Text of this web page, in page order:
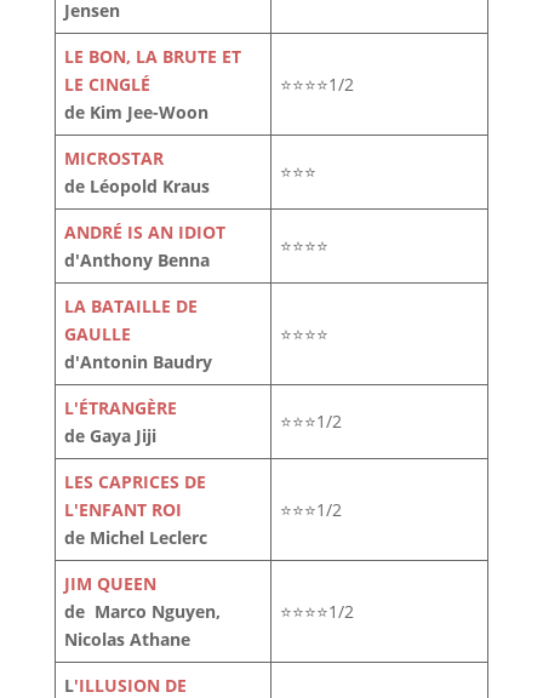
Jensen
LE BON, LA BRUTE ET
LE CINGLÉ
de Kim Jee-Woon
⭐⭐⭐⭐1/2
MICROSTAR
de Léopold Kraus
⭐⭐⭐
ANDRÉ IS AN IDIOT
d'Anthony Benna
⭐⭐⭐⭐
LA BATAILLE DE
GAULLE
d'Antonin Baudry
⭐⭐⭐⭐
L'ÉTRANGÈRE
de Gaya Jiji
⭐⭐⭐1/2
LES CAPRICES DE
L'ENFANT ROI
de Michel Leclerc
⭐⭐⭐1/2
JIM QUEEN
de Marco Nguyen,
Nicolas Athane
⭐⭐⭐⭐1/2
L'ILLUSION DE